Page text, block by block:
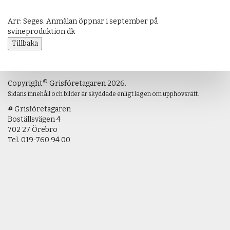
Arr: Seges. Anmälan öppnar i september på
svineproduktion.dk
Tillbaka
Copyright© Grisföretagaren 2026.
Sidans innehåll och bilder är skyddade enligt lagen om upphovsrätt.
Grisföretagaren
Boställsvägen 4
702 27 Örebro
Tel. 019-760 94 00